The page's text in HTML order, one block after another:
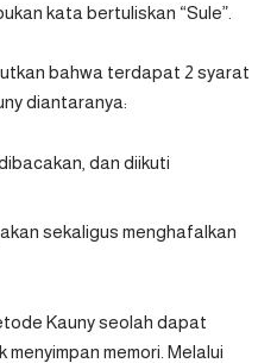
kata bertuliskan “Sule”.
bahwa terdapat 2 syarat
diantaranya:
dan diikuti
sekaligus menghafalkan
Kauny seolah dapat
memori. Melalui